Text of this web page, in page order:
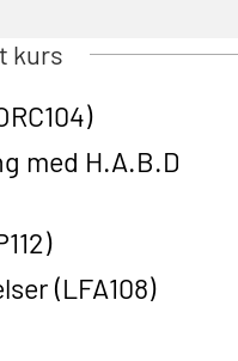
kurs
med H.A.B.D
(LFA108)